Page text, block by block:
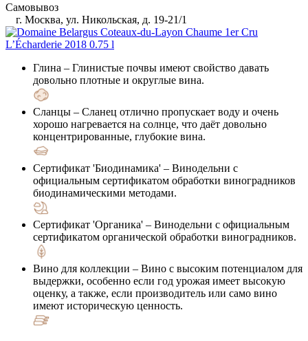
Самовывоз
г. Москва, ул. Никольская, д. 19-21/1
Глина – Глинистые почвы имеют свойство давать
довольно плотные и округлые вина.
Сланцы – Сланец отлично пропускает воду и очень
хорошо нагревается на солнце, что даёт довольно
концентрированные, глубокие вина.
Сертификат 'Биодинамика' – Винодельни с
официальным сертификатом обработки виноградников
биодинамическими методами.
Сертификат 'Органика' – Винодельни с официальным
сертификатом органической обработки виноградников.
Вино для коллекции – Вино с высоким потенциалом для
выдержки, особенно если год урожая имеет высокую
оценку, а также, если производитель или само вино
имеют историческую ценность.